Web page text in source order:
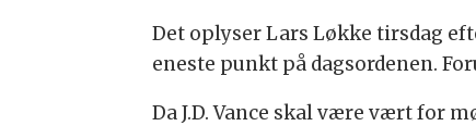
Det oplyser Lars Løkke tirsdag
eneste punkt på dagsordenen.
Da J.D. Vance skal være vært for